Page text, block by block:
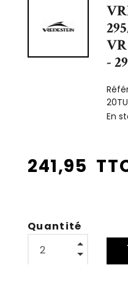
-
En
241,95
Quantité